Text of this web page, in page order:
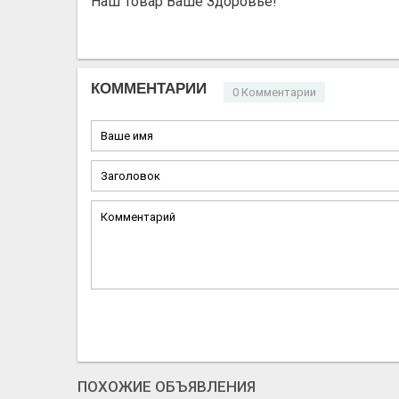
КОММЕНТАРИИ 0 Комментарии
ПОХОЖИЕ ОБЪЯВЛЕНИЯ